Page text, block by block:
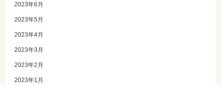
2023年6月
2023年5月
2023年4月
2023年3月
2023年2月
2023年1月